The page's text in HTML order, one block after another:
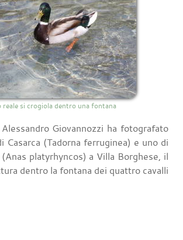
reale si crogiola dentro una fontana
Giovannozzi ha fotografato
Casarca (Tadorna ferruginea) e uno di
platyrhyncos) a Villa Borghese, il
dentro la fontana dei quattro cavalli